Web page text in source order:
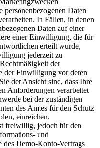
Daten
In Fällen, in denen
Daten auf einer
einer Einwilligung, die für
erteilt wurde,
jederzeit zu
der
der Einwilligung vor deren
der Ansicht sind, dass Ihre
Anforderungen verarbeitet
bei der zuständigen
des Amtes für den Schutz
einreichen.
freiwillig, jedoch für den
und
des Demo-Konto-Vertrags